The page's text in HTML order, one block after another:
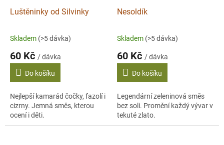
Luštěninky od Silvinky
Skladem (>5 dávka)
60 Kč / dávka
Do košíku
Nejlepší kamarád čočky, fazolí i
cizrny. Jemná směs, kterou
ocení i děti.
Nesoldík
Skladem (>5 dávka)
60 Kč / dávka
Do košíku
Legendární zeleninová směs
bez soli. Promění každý vývar v
tekuté zlato.